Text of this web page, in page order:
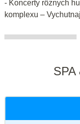
- Koncerty rôznych
komplexu –
SPA